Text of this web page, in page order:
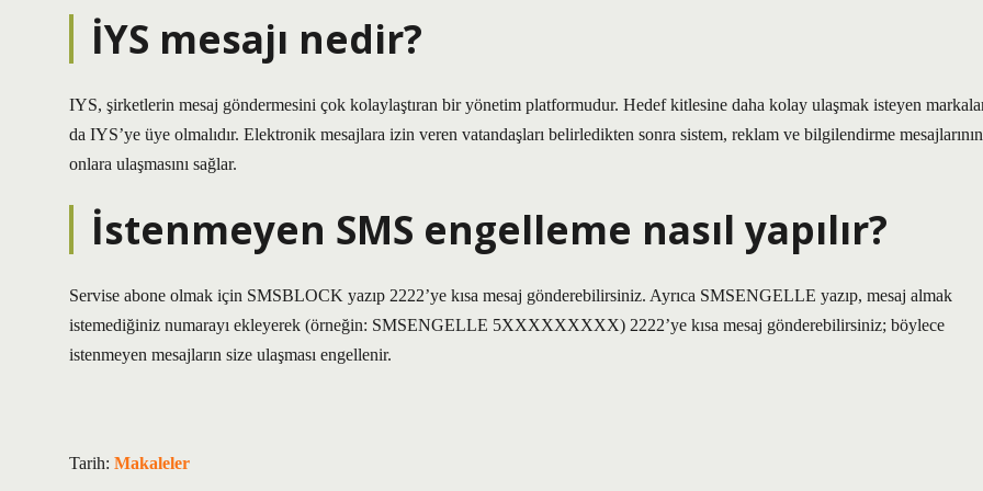
İYS mesajı nedir?
IYS, şirketlerin mesaj göndermesini çok kolaylaştıran bir yönetim platformudur. Hedef kitlesine daha kolay ulaşmak isteyen
da IYS’ye üye olmalıdır. Elektronik mesajlara izin veren vatandaşları belirledikten sonra sistem, reklam ve bilgilendirme mesajlarının
onlara ulaşmasını sağlar.
İstenmeyen SMS engelleme nasıl yapılır?
Servise abone olmak için SMSBLOCK yazıp 2222’ye kısa mesaj gönderebilirsiniz. Ayrıca SMSENGELLE yazıp, mesaj almak
istemediğiniz numarayı ekleyerek (örneğin: SMSENGELLE 5XXXXXXXXX) 2222’ye kısa mesaj gönderebilirsiniz; böylece
istenmeyen mesajların size ulaşması engellenir.
Tarih: Makaleler